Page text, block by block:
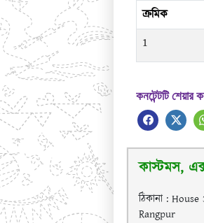
ক্রমিক
1
কনটেন্টটি
কাস্টমস,
ঠিকানা :
Rangpur